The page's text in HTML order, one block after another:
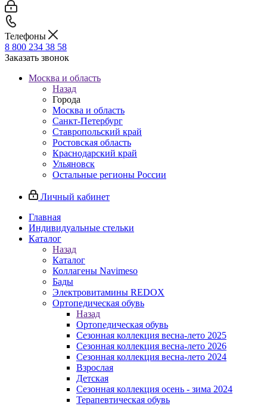
Телефоны
8 800 234 38 58
Заказать звонок
Москва и область
Назад
Города
Москва и область
Санкт-Петербург
Ставропольский край
Ростовская область
Краснодарский край
Ульяновск
Остальные регионы России
Личный кабинет
Главная
Индивидуальные стельки
Каталог
Назад
Каталог
Коллагены Navimeso
Бады
Электровитамины REDOX
Ортопедическая обувь
Назад
Ортопедическая обувь
Сезонная коллекция весна-лето 2025
Сезонная коллекция весна-лето 2026
Сезонная коллекция весна-лето 2024
Взрослая
Детская
Сезонная коллекция осень - зима 2024
Терапевтическая обувь